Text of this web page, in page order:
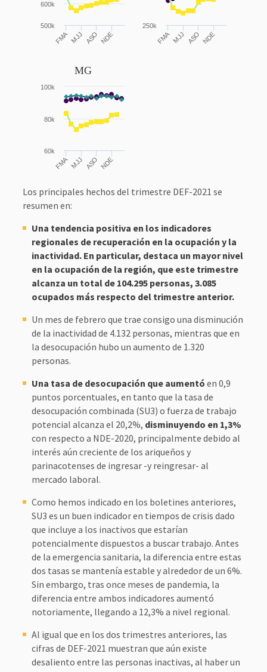
FMA ASO
MJJ NDE
500k
600k
FMA ASO
MJJ NDE
250k
MG
FMA ASO
MJJ NDE
80k
100k
60k
Los principales hechos del trimestre DEF-2021 se
resumen en:
Una tendencia positiva en los indicadores
regionales de recuperación en la ocupación y la
inactividad. En particular, destaca un mayor nivel
en la ocupación de la región, que este trimestre
alcanza un total de 104.295 personas, 3.085
ocupados más respecto del trimestre anterior.
Un mes de febrero que trae consigo una disminución
de la inactividad de 4.132 personas, mientras que en
la desocupación hubo un aumento de 1.320
personas.
Una tasa de desocupación que aumentó en 0,9
puntos porcentuales, en tanto que la tasa de
desocupación combinada (SU3) o fuerza de trabajo
potencial alcanza el 20,2%, disminuyendo en 1,3%
con respecto a NDE-2020, principalmente debido al
interés aún creciente de los ariqueños y
parinacotenses de ingresar -y reingresar- al
mercado laboral.
Como hemos indicado en los boletines anteriores,
SU3 es un buen indicador en tiempos de crisis dado
que incluye a los inactivos que estarían
potencialmente dispuestos a buscar trabajo. Antes
de la emergencia sanitaria, la diferencia entre estas
dos tasas se mantenía estable y alrededor de un 6%.
Sin embargo, tras once meses de pandemia, la
diferencia entre ambos indicadores aumentó
notoriamente, llegando a 12,3% a nivel regional.
Al igual que en los dos trimestres anteriores, las
cifras de DEF-2021 muestran que aún existe
desaliento entre las personas inactivas, al haber un